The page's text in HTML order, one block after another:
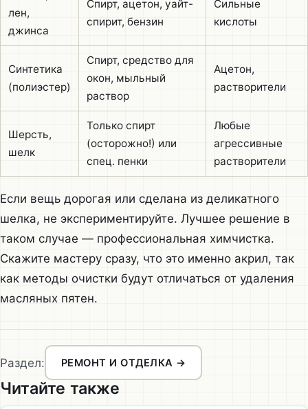
лен,
джинса
Спирт, ацетон, уайт-
спирит, бензин
Сильные
кислоты
Синтетика
(полиэстер)
Спирт, средство для
окон, мыльный
раствор
Ацетон,
растворители
Шерсть,
шелк
Только спирт
(осторожно!) или
спец. пенки
Любые
агрессивные
растворители
Если вещь дорогая или сделана из деликатного
шелка, не экспериментируйте. Лучшее решение в
таком случае — профессиональная химчистка.
Скажите мастеру сразу, что это именно акрил, так
как методы очистки будут отличаться от удаления
масляных пятен.
Раздел: РЕМОНТ И ОТДЕЛКА →
Читайте также